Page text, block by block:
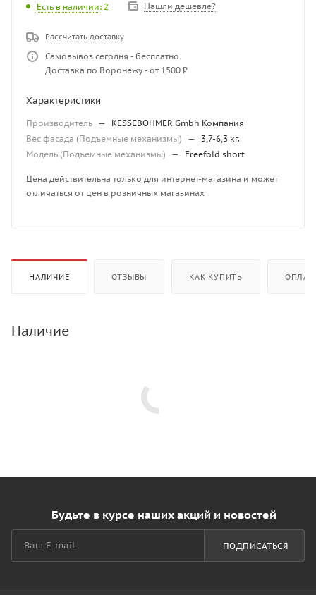
Есть в наличии: 2 Нашли дешевле?
Рассчитать доставку
Самовывоз сегодня - бесплатно
Доставка по Воронежу - от 1500 ₽
Характеристики
Производитель —
KESSEBOHMER Gmbh Компания
Вес фасада (Подъемные механизмы)
—
3,7-6,3 кг.
Модель (Подъемные механизмы)
— Freefold short
Цена действительна только для интернет-магазина и может
отличаться от цен в розничных магазинах
НАЛИЧИЕ ОТЗЫВЫ КАК КУПИТЬ
Наличие
Будьте в курсе наших акций и новостей
ПОДПИСАТЬСЯ